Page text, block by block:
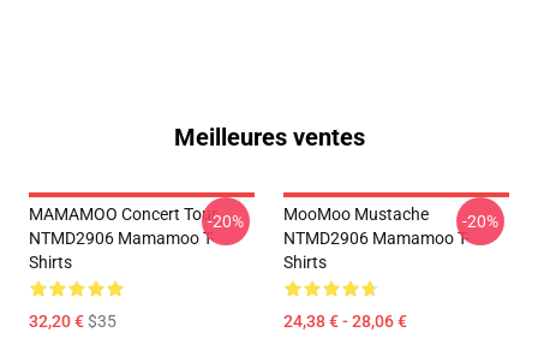
Meilleures ventes
MAMAMOO Concert Tour
NTMD2906 Mamamoo T-
Shirts
32,20 €$35
-20%
MooMoo Mustache
NTMD2906 Mamamoo T-
Shirts
24,38 € - 28,06 €
-20%